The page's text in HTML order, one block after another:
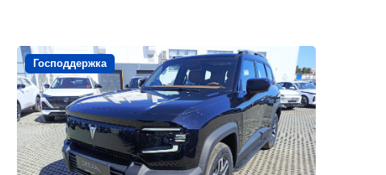
Господдержка